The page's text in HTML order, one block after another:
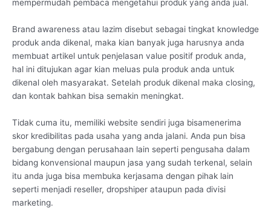
mempermudah pembaca mengetahui produk yang anda jual.
Brand awareness atau lazim disebut sebagai tingkat knowledge
produk anda dikenal, maka kian banyak juga harusnya anda
membuat artikel untuk penjelasan value positif produk anda,
hal ini ditujukan agar kian meluas pula produk anda untuk
dikenal oleh masyarakat. Setelah produk dikenal maka closing,
dan kontak bahkan bisa semakin meningkat.
Tidak cuma itu, memiliki website sendiri juga bisamenerima
skor kredibilitas pada usaha yang anda jalani. Anda pun bisa
bergabung dengan perusahaan lain seperti pengusaha dalam
bidang konvensional maupun jasa yang sudah terkenal, selain
itu anda juga bisa membuka kerjasama dengan pihak lain
seperti menjadi reseller, dropshiper ataupun pada divisi
marketing.